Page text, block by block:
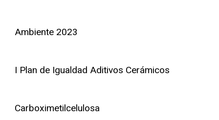
Ambiente 2023
I Plan de Igualdad Aditivos Cerámicos
Carboximetilcelulosa